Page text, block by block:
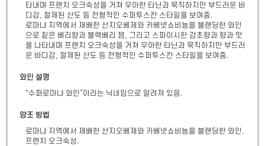
타내며 프랜치 오크숙성을 거쳐 우아한 타닌과 묵직하지만 부드러운 바
디감, 절제된 산도 등 전형적인 수퍼투스칸 스타일을 보여줌.
로마냐 지역에서 재배한 산지오베제와 카베넷쇼비뇽을 블랜딩한 와인
으로 짙은 베리향과 블랙베리 잼, 그리고 스파이시한 감초향과 향과 맛
을 나타내며 프랜치 오크숙성을 거쳐 우아한 타닌과 묵직하지만 부드러
운 바디감, 절제된 산도 등 전형적인 수퍼투스칸 스타일을 보여줌.
와인 설명
“수퍼로마냐 와인”이라는 닉네임으로 알려져 있음.
양조 방법
로마냐 지역에서 재배한 산지오베제와 카베넷쇼비뇽을 블랜딩한 와인.
프렌치 오크숙성.